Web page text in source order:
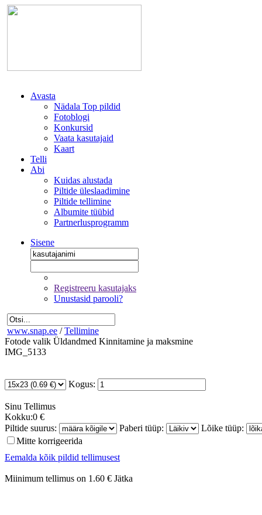
Avasta
Nädala Top pildid
Fotoblogi
Konkursid
Vaata kasutajaid
Kaart
Telli
Abi
Kuidas alustada
Piltide üleslaadimine
Piltide tellimine
Albumite tüübid
Partnerlusprogramm
Sisene
Registreeru kasutajaks
Unustasid parooli?
www.snap.ee / Tellimine
Fotode valik Üldandmed Kinnitamine ja maksmine
IMG_5133
Kogus:
Sinu Tellimus
Kokku:0 €
Piltide suurus:
Paberi tüüp:
Lõike tüüp:
Mitte korrigeerida
Eemalda kõik pildid tellimusest
Miinimum tellimus on 1.60 € Jätka